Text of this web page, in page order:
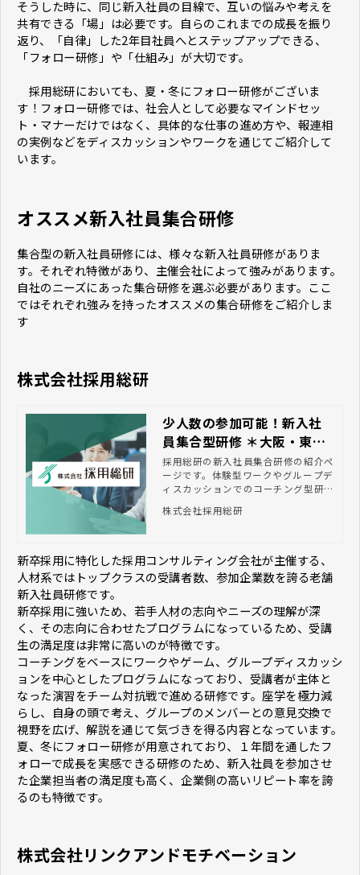
そうした時に、同じ新入社員の目線で、互いの悩みや考えを
共有できる「場」は必要です。自らのこれまでの成長を振り
返り、「自律」した2年目社員へとステップアップできる、
「フォロー研修」や「仕組み」が大切です。
採用総研においても、夏・冬にフォロー研修がございま
す！フォロー研修では、社会人として必要なマインドセッ
ト・マナーだけではなく、具体的な仕事の進め方や、報連相
の実例などをディスカッションやワークを通じてご紹介して
います。
オススメ新入社員集合研修
集合型の新入社員研修には、様々な新入社員研修がありま
す。それぞれ特徴があり、主催会社によって強みがあります。
自社のニーズにあった集合研修を選ぶ必要があります。ここ
ではそれぞれ強みを持ったオススメの集合研修をご紹介しま
す
株式会社採用総研
少人数の参加可能！新入社
員集合型研修 ＊大阪・東
京・オンライン開催
採用総研の新入社員集合研修の紹介ペ
ージです。体験型ワークやグループデ
ィスカッションでのコーチング型研修
異業種交流ができる研修です。大阪・
株式会社採用総研
新卒採用に特化した採用コンサルティング会社が主催する、
人材系ではトップクラスの受講者数、参加企業数を誇る老舗
新入社員研修です。
新卒採用に強いため、若手人材の志向やニーズの理解が深
く、その志向に合わせたプログラムになっているため、受講
生の満足度は非常に高いのが特徴です。
コーチングをベースにワークやゲーム、グループディスカッシ
ョンを中心としたプログラムになっており、受講者が主体と
なった演習をチーム対抗戦で進める研修です。座学を極力減
らし、自身の頭で考え、グループのメンバーとの意見交換で
視野を広げ、解説を通じて気づきを得る内容となっています。
夏、冬にフォロー研修が用意されており、１年間を通したフ
ォローで成長を実感できる研修のため、新入社員を参加させ
た企業担当者の満足度も高く、企業側の高いリピート率を誇
るのも特徴です。
株式会社リンクアンドモチベーション